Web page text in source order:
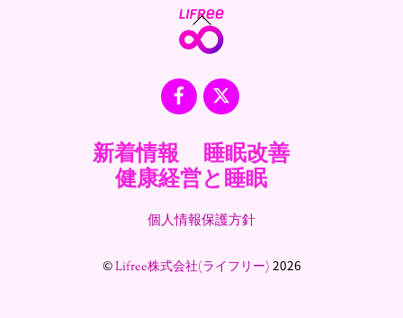
Back
To
Facebook
X
新着情報
睡眠改善
健康経営と睡眠
個人情報保護方針
©Lifree株式会社(ライフリー) 2026